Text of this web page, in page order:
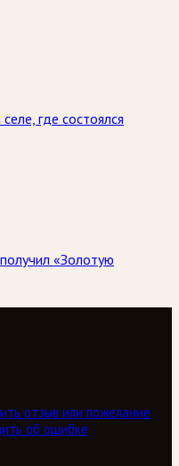
где состоялся
«Золотую
отзыв или пожелание
об ошибке